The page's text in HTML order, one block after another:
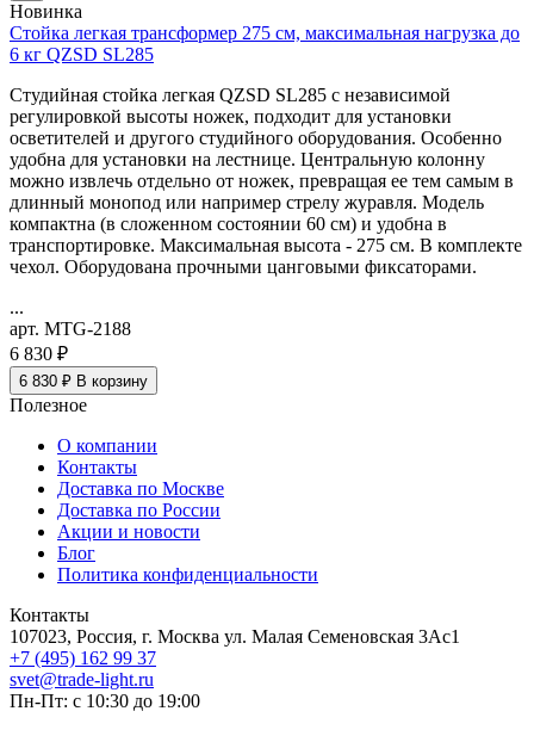
Новинка
Стойка легкая трансформер 275 см, максимальная нагрузка до
6 кг QZSD SL285
Студийная стойка легкая QZSD SL285 с независимой
регулировкой высоты ножек, подходит для установки
осветителей и другого студийного оборудования. Особенно
удобна для установки на лестнице. Центральную колонну
можно извлечь отдельно от ножек, превращая ее тем самым в
длинный монопод или например стрелу журавля. Модель
компактна (в сложенном состоянии 60 см) и удобна в
транспортировке. Максимальная высота - 275 см. В комплекте
чехол. Оборудована прочными цанговыми фиксаторами.
...
арт. MTG-2188
6 830 ₽
6 830 ₽ В корзину
Полезное
О компании
Контакты
Доставка по Москве
Доставка по России
Акции и новости
Блог
Политика конфиденциальности
Контакты
107023, Россия, г. Москва ул. Малая Семеновская 3Ас1
+7 (495) 162 99 37
svet@trade-light.ru
Пн-Пт: с 10:30 до 19:00